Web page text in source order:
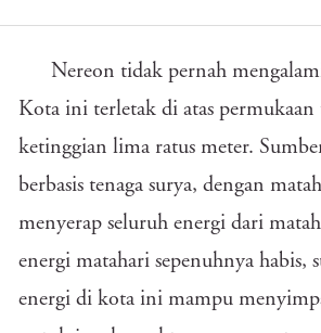
Nereon tidak pernah
Kota ini terletak di atas permukaan
ketinggian lima ratus meter.
berbasis tenaga surya, dengan
menyerap seluruh energi dari
energi matahari sepenuhnya habis,
energi di kota ini mampu